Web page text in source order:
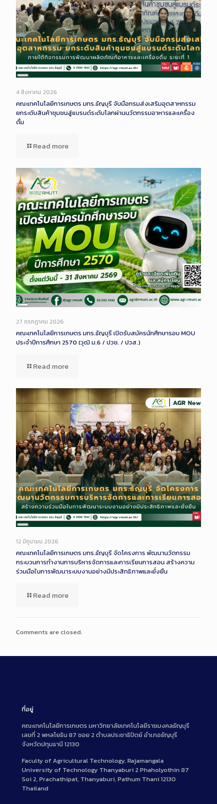
Long
Description
4 สิงหาคม 2026
คณะเทคโนโลยีการเกษตร มทร.ธัญบุรี จับมือกรมส่งเสริมอุตสาหกรรม
ยกระดับสินค้าชุมชนสู่แบรนด์ระดับโลกผ่านนวัตกรรมอาหารและเครื่อง
ดื่ม
Read more
Long
Description
27 กรกฎาคม 2026
คณะเทคโนโลยีการเกษตร มทร.ธัญบุรี เปิดรับสมัครนักศึกษารอบ MOU
ประจำปีการศึกษา 2570 (วุฒิ ม.6 / ปวช. / ปวส.)
Read more
Long
Description
12 มิถุนายน 2026
คณะเทคโนโลยีการเกษตร มทร.ธัญบุรี จัดโครงการ พัฒนานวัตกรรม
กระบวนการทำงานการบริหารจัดการและการเรียนการสอน สร้างความ
ร่วมมือในการพัฒนาระบบงานอย่างมีประสิทธิภาพและยั่งยืน
Read more
Comments are closed.
ที่อยู่
คณะเทคโนโลยีการเกษตร มหาวิทยาลัยเทคโนโลยีราชมงคลธัญบุรี
เลขที่ 2 พหลโยธิน 87 ซอย 2 ตำบลประชาธิปัตย์ อำเภอธัญบุรี
จังหวัดปทุมธานี 12130
Faculty of Agricultural Technology, Rajamangala
University of Technology Thanyaburi 2 Phaholyothin 87
Soi 2, Prachathipat, Thanyaburi, Pathum Thani 12130
Thailand